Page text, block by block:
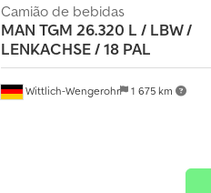
Wittlich-Wengerohr 1 675 km
Camião de bebidas
MAN TGM 26.320 L / LBW /
LENKACHSE / 18 PAL